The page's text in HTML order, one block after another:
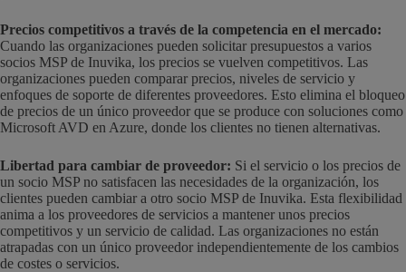
Precios competitivos a través de la competencia en el mercado:
Cuando las organizaciones pueden solicitar presupuestos a varios
socios MSP de Inuvika, los precios se vuelven competitivos. Las
organizaciones pueden comparar precios, niveles de servicio y
enfoques de soporte de diferentes proveedores. Esto elimina el bloqueo
de precios de un único proveedor que se produce con soluciones como
Microsoft AVD en Azure, donde los clientes no tienen alternativas.
Libertad para cambiar de proveedor: Si el servicio o los precios de
un socio MSP no satisfacen las necesidades de la organización, los
clientes pueden cambiar a otro socio MSP de Inuvika. Esta flexibilidad
anima a los proveedores de servicios a mantener unos precios
competitivos y un servicio de calidad. Las organizaciones no están
atrapadas con un único proveedor independientemente de los cambios
de costes o servicios.